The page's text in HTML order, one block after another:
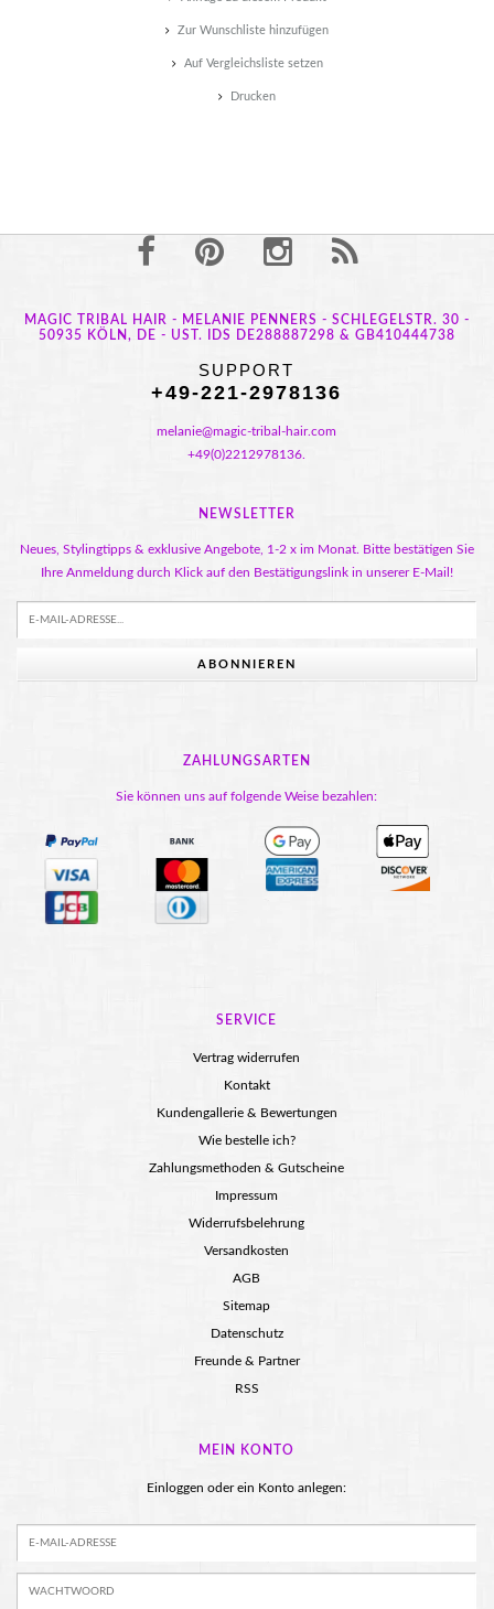
Zur Wunschliste hinzufügen
Auf Vergleichsliste setzen
Drucken
MAGIC TRIBAL HAIR - MELANIE PENNERS - SCHLEGELSTR. 30 -
50935 KÖLN, DE - UST. IDS DE288887298 & GB410444738
SUPPORT
+49-221-2978136
melanie@magic-tribal-hair.com
+49(0)2212978136.
NEWSLETTER
Neues, Stylingtipps & exklusive Angebote, 1-2 x im Monat. Bitte bestätigen Sie
Ihre Anmeldung durch Klick auf den Bestätigungslink in unserer E-Mail!
ABONNIEREN
ZAHLUNGSARTEN
Sie können uns auf folgende Weise bezahlen:
SERVICE
Vertrag widerrufen
Kontakt
Kundengallerie & Bewertungen
Wie bestelle ich?
Zahlungsmethoden & Gutscheine
Impressum
Widerrufsbelehrung
Versandkosten
AGB
Sitemap
Datenschutz
Freunde & Partner
RSS
MEIN KONTO
Einloggen oder ein Konto anlegen: